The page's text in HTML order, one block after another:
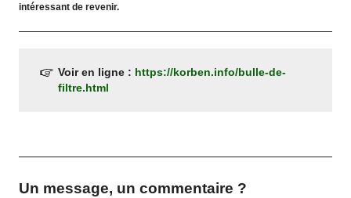
intéressant de revenir.
Voir en ligne : https://korben.info/bulle-de-
filtre.html
Un message, un commentaire ?